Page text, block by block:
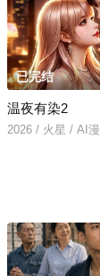
已完结
温夜有染2
2026 / 火星 / AI漫